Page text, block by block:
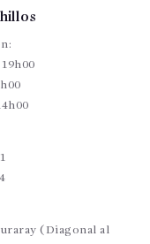
(Diagonal al